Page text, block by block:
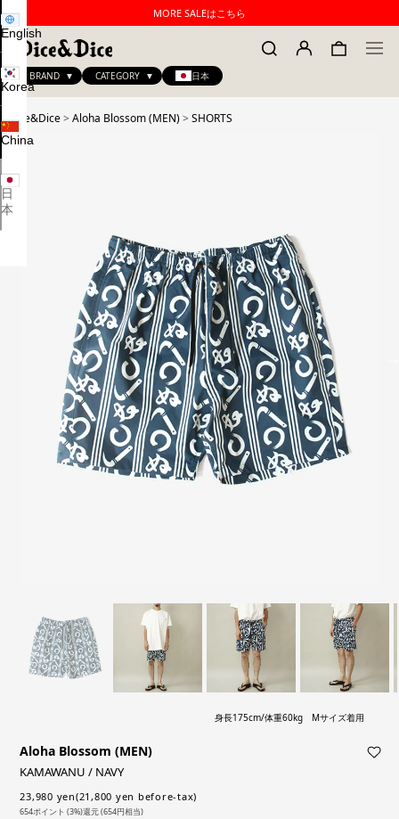
MORE SALEはこちら
BRAND CATEGORY 日本
English
Korea
China
日
本
Dice&Dice> Aloha Blossom (MEN)> SHORTS
身長175cm/体重60kg Mサイズ着用
Aloha Blossom (MEN)
KAMAWANU / NAVY
23,980 yen(21,800 yen before-tax)
654ポイント (3%)還元 (654円相当)